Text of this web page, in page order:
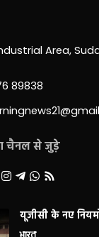
Area,
89838
चैनल से जुड़े
यूजीसी के नए